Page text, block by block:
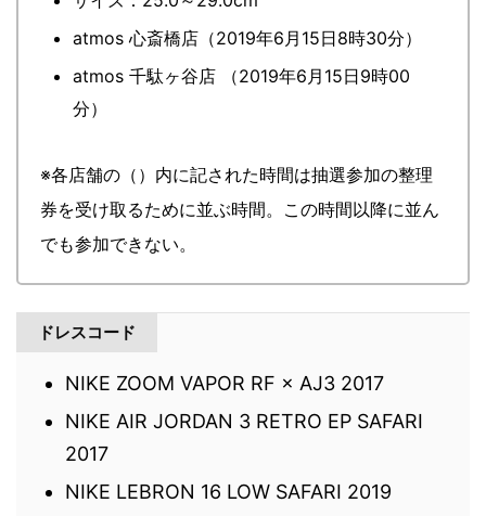
atmos 心斎橋店（2019年6月15日8時30分）
atmos 千駄ヶ谷店 （2019年6月15日9時00
分）
※各店舗の（）内に記された時間は抽選参加の整理
券を受け取るために並ぶ時間。この時間以降に並ん
でも参加できない。
ドレスコード
NIKE ZOOM VAPOR RF × AJ3 2017
NIKE AIR JORDAN 3 RETRO EP SAFARI
2017
NIKE LEBRON 16 LOW SAFARI 2019